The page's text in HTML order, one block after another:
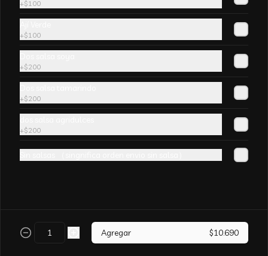
Arroz Chaufán CURRY
+$100
+$100
+$200
+$200
+$200
Agregar $10.690